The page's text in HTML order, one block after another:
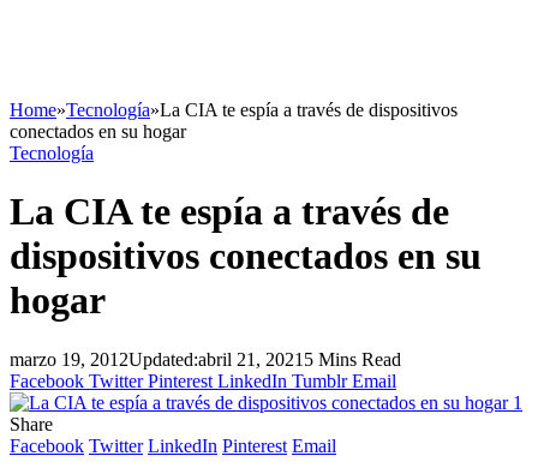
Home»Tecnología»La CIA te espía a través de dispositivos
conectados en su hogar
Tecnología
La CIA te espía a través de
dispositivos conectados en su
hogar
marzo 19, 2012Updated:abril 21, 2021 5 Mins Read
Facebook Twitter Pinterest LinkedIn Tumblr Email
Share
Facebook Twitter LinkedIn Pinterest Email